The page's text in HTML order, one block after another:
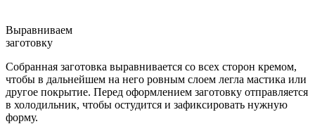
Выравниваем
заготовку
Собранная заготовка выравнивается со всех сторон кремом,
чтобы в дальнейшем на него ровным слоем легла мастика или
другое покрытие. Перед оформлением заготовку отправляется
в холодильник, чтобы остудится и зафиксировать нужную
форму.